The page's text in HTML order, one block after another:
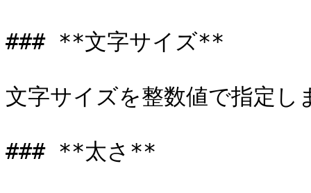
### **文字サイズ**
文字サイズを整数値で指定し
### **太さ**